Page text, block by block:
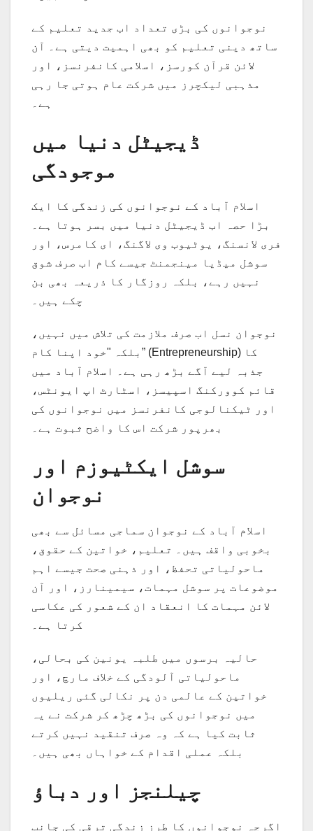
نوجوانوں کی بڑی تعداد اب جدید تعلیم کے
ساتھ دینی تعلیم کو بھی اہمیت دیتی ہے۔ آن
لائن قرآن کورسز، اسلامی کانفرنسز، اور
مذہبی لیکچرز میں شرکت عام ہوتی جا رہی
ہے۔
ڈیجیٹل دنیا میں
موجودگی
اسلام آباد کے نوجوانوں کی زندگی کا ایک
بڑا حصہ اب ڈیجیٹل دنیا میں بسر ہوتا ہے۔
فری لانسنگ، یوٹیوب وی لاگنگ، ای کامرس، اور
سوشل میڈیا مینجمنٹ جیسے کام اب صرف شوق
نہیں رہے، بلکہ روزگار کا ذریعہ بھی بن
چکے ہیں۔
نوجوان نسل اب صرف ملازمت کی تلاش میں نہیں،
بلکہ "خود اپنا کام” (Entrepreneurship) کا
جذبہ لیے آگے بڑھ رہی ہے۔ اسلام آباد میں
قائم کوورکنگ اسپیسز، اسٹارٹ اپ ایونٹس،
اور ٹیکنالوجی کانفرنسز میں نوجوانوں کی
بھرپور شرکت اس کا واضح ثبوت ہے۔
سوشل ایکٹیوزم اور
نوجوان
اسلام آباد کے نوجوان سماجی مسائل سے بھی
بخوبی واقف ہیں۔ تعلیم، خواتین کے حقوق،
ماحولیاتی تحفظ، اور ذہنی صحت جیسے اہم
موضوعات پر سوشل مہمات، سیمینارز، اور آن
لائن مہمات کا انعقاد ان کے شعور کی عکاسی
کرتا ہے۔
حالیہ برسوں میں طلبہ یونین کی بحالی،
ماحولیاتی آلودگی کے خلاف مارچ، اور
خواتین کے عالمی دن پر نکالی گئی ریلیوں
میں نوجوانوں کی بڑھ چڑھ کر شرکت نے یہ
ثابت کیا ہے کہ وہ صرف تنقید نہیں کرتے
بلکہ عملی اقدام کے خواہاں بھی ہیں۔
چیلنجز اور دباؤ
اگرچہ نوجوانوں کا طرزِ زندگی ترقی کی جانب